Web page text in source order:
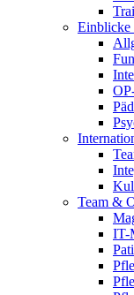
Einblicke
Team &
IT-